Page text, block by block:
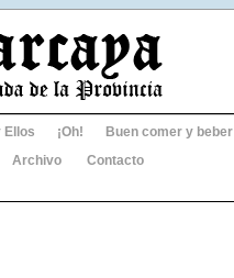
Ellos ¡Oh!
Buen comer y beber
Archivo
Contacto